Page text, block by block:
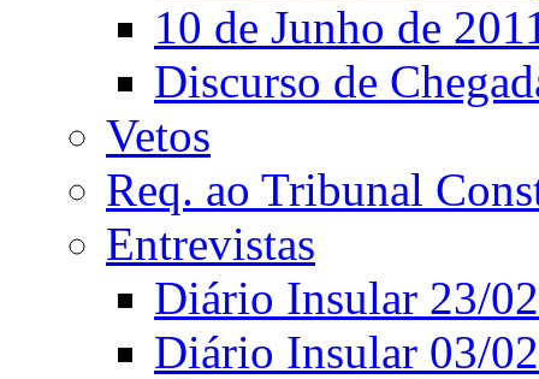
10 de Junho de
Discurso de
Vetos
Req. ao Tribunal
Entrevistas
Diário Insular 23/
Diário Insular 03/